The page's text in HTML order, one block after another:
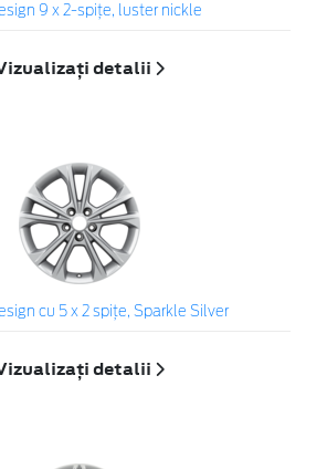
9 x 2-spiţe, luster nickle
detalii
cu 5 x 2 spiţe, Sparkle Silver
detalii